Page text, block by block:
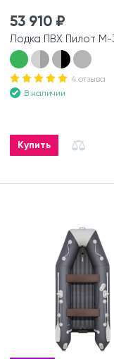
53 910 ₽
Лодка ПВХ Пилот
4 отзыва
В наличии
Купить